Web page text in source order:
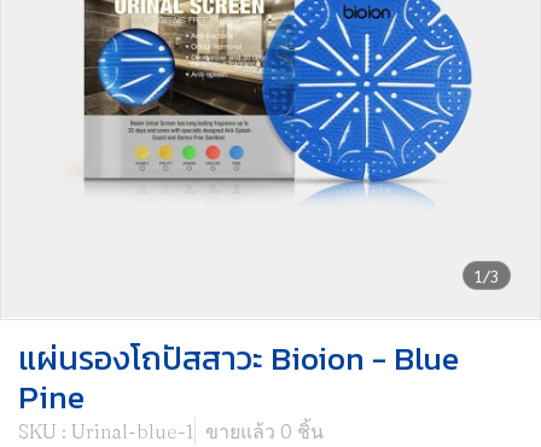
1/3
แผ่นรองโถปัสสาวะ Bioion - Blue
Pine
SKU : Urinal-blue-1 ขายแล้ว 0 ชิ้น